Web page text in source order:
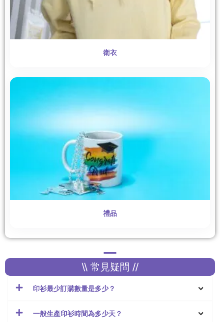
衛衣
禮品
\\ 常見疑問 //
印衫最少訂購數量是多少？
一般生產印衫時間為多少天？